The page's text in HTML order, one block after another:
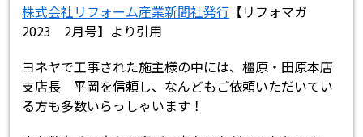
株式会社リフォーム産業新聞社発行 【リフォマガ
2023 2月号】より引用
ヨネヤで工事された施主様の中には、橿原・田原本店
支店長 平岡を信頼し、なんどもご依頼いただいてい
る方も多数いらっしゃいます！